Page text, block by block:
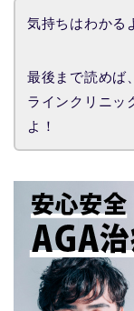
気持ちはわかる
最後まで読めば
ラインクリニッ
よ！